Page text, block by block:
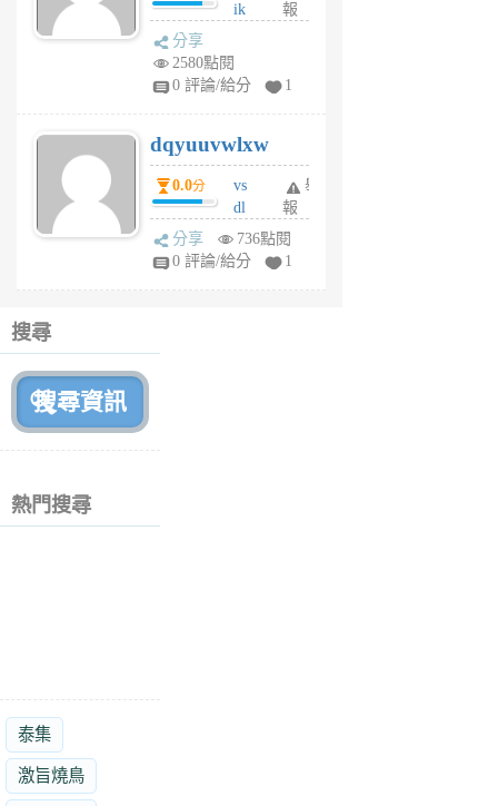
ik
tu
6
個
月
前
報
分享
2580點閱
0 評論/給分
1
dqyuuvwlxw
0.0分
vs
dl
sq
fy
舉
報
分享
736點閱
0 評論/給分
1
搜尋
熱門搜尋
泰集
激旨燒鳥